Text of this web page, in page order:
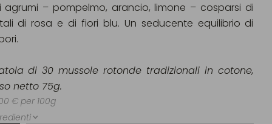
agrumi – pompelmo, arancio, limone – cosparsi di
di rosa e di fiori blu. Un seducente equilibrio di
di 30 mussole rotonde tradizionali in cotone,
netto 75g.
€ per 100g